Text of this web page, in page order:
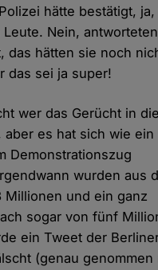
hätte bestätigt,
Nein,
das hätten sie noch
das sei ja super!
wer das Gerücht in
aber es hat sich wie ein
Demonstrationszug
wurden aus
Millionen und ein ganz
sogar von fünf
ein Tweet der
(genau genommen